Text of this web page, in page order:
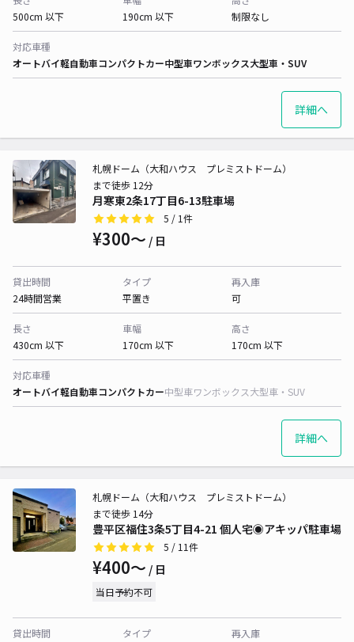
500cm 以下
190cm 以下
制限なし
対応車種
オートバイ軽自動車コンパクトカー中型車ワンボックス大型車・SUV
詳細へ
月寒東2条17丁目6-13駐車場
札幌ドーム（大和ハウス プレミストドーム）
まで徒歩 12分
5 / 1件
¥300〜 / 日
貸出時間
24時間営業
タイプ
平置き
再入庫
可
長さ
430cm 以下
車幅
170cm 以下
高さ
170cm 以下
対応車種
オートバイ軽自動車コンパクトカー中型車ワンボックス大型車・SUV
詳細へ
豊平区福住3条5丁目4-21 個人宅◉アキッパ駐車場
札幌ドーム（大和ハウス プレミストドーム）
まで徒歩 14分
5 / 11件
¥400〜 / 日
当日予約不可
貸出時間
タイプ
再入庫